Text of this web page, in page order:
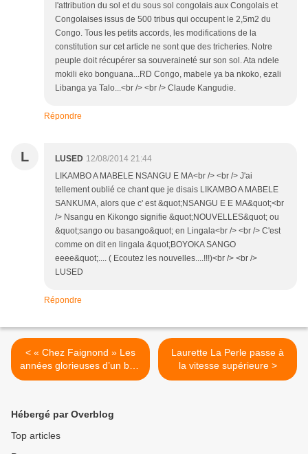
l'attribution du sol et du sous sol congolais aux Congolais et
Congolaises issus de 500 tribus qui occupent le 2,5m2 du
Congo. Tous les petits accords, les modifications de la
constitution sur cet article ne sont que des tricheries. Notre
peuple doit récupérer sa souveraineté sur son sol. Ata ndele
mokili eko bonguana...RD Congo, mabele ya ba nkoko, ezali
Libanga ya Talo...<br /> <br /> Claude Kangudie.
Répondre
L LUSED 12/08/2014 21:44
LIKAMBO A MABELE NSANGU E MA<br /> <br /> J'ai
tellement oublié ce chant que je disais LIKAMBO A MABELE
SANKUMA, alors que c' est &quot;NSANGU E E MA&quot;<br
/> Nsangu en Kikongo signifie &quot;NOUVELLES&quot; ou
&quot;sango ou basango&quot; en Lingala<br /> <br /> C'est
comme on dit en lingala &quot;BOYOKA SANGO
eeee&quot;.... ( Ecoutez les nouvelles....!!!)<br /> <br />
LUSED
Répondre
< « Chez Faignond » Les
années glorieuses d’un bar-
dancing
Laurette La Perle passe à
la vitesse supérieure >
Hébergé par Overblog
Top articles